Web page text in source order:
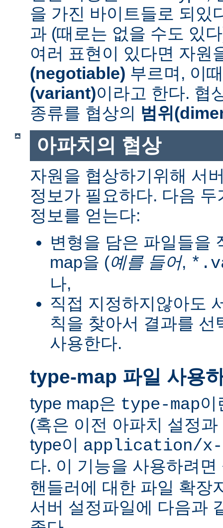
을 가진 바이트들로 되있
과 (때로는 없을 수도 있
여러 표현이 있다면 자원
(negotiable) 부르며, 이
(variant)이라고 한다. 협
종류를 협상의 범위
아파치의 협상
자원을 협상하기위해 서
정보가 필요하다. 다음
정보를 얻는다:
변형을 담은 파일들을
map을 (예를 들어,
나,
직접 지정하지않아도
칙을 찾아서 결과를
사용한다.
type-map 파일 사용
type map은 type-map이
(혹은 이전 아파치 설정
type이 application/x-
다. 이 기능을 사용하려
핸들러에 대한 파일 확장
서버 설정파일에 다음과